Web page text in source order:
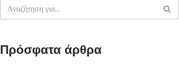
Πρόσφατα άρθρα